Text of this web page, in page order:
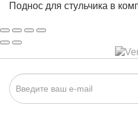
Поднос для стульчика в